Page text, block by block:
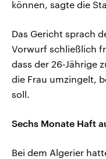
können, sagte die
Das Gericht sprach
Vorwurf schließlich
dass der 26-Jährige
die Frau umzingelt,
soll.
Sechs Monate Haft
Bei dem Algerier